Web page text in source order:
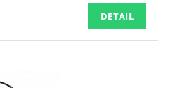
DETAIL